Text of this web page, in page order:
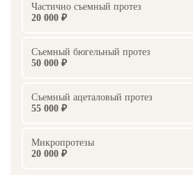
Частично съемный протез
20 000 ₽
Съемный бюгельный протез
50 000 ₽
Съемный ацеталовый протез
55 000 ₽
Микропротезы
20 000 ₽